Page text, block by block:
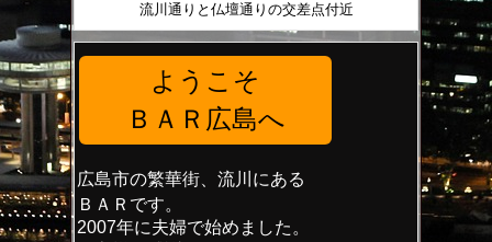
流川通りと仏壇通りの交差点付近
ようこそ
ＢＡＲ広島へ
広島市の繁華街、流川にある
ＢＡＲです。
2007年に夫婦で始めました。